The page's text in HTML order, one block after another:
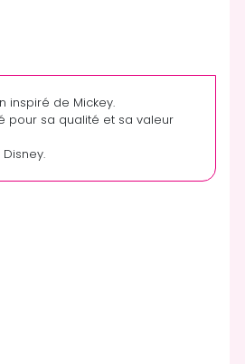
inspiré de Mickey.
pour sa qualité et sa valeur